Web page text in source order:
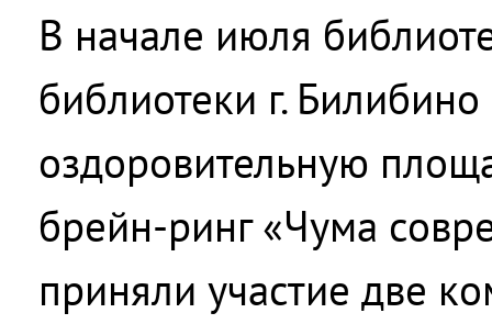
В начале июля
библиотеки г.
оздоровительную
брейн-ринг «Чума
приняли участие две